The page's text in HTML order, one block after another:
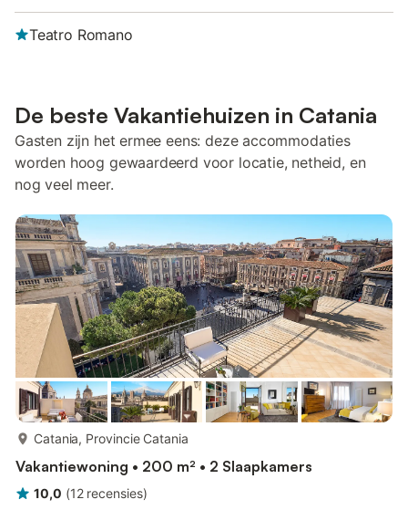
Teatro Romano
De beste Vakantiehuizen in Catania
Gasten zijn het ermee eens: deze accommodaties
worden hoog gewaardeerd voor locatie, netheid, en
nog veel meer.
Catania, Provincie Catania
Vakantiewoning • 200 m² • 2 Slaapkamers
10,0 (12 recensies)